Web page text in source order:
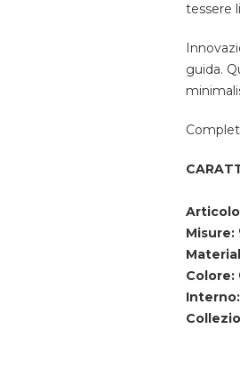
tessere
guida.
Misure:
Colore:
Interno: